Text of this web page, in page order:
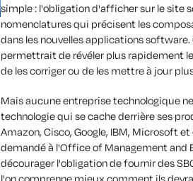
simple : l'obligation d'afficher sur le site
nomenclatures qui précisent les
dans les nouvelles applications
permettrait de révéler plus rapidement
de les corriger ou de les mettre à jour
Mais aucune entreprise technologique
technologie qui se cache derrière ses
Amazon, Cisco, Google, IBM, Microsoft
demandé à l'Office of Management and
décourager l'obligation de fournir des
l'on comprenne mieux comment ils